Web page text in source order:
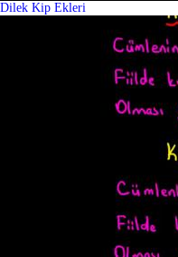
Dilek Kip Ekleri